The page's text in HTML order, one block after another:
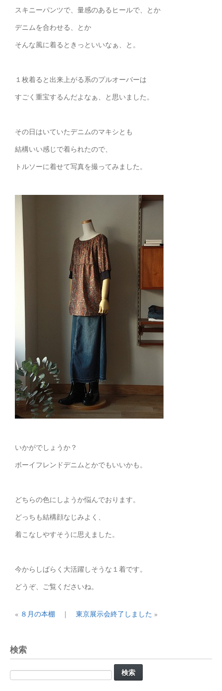
スキニーパンツで、量感のあるヒールで、とか
デニムを合わせる、とか
そんな風に着るときっといいなぁ、と。
１枚着ると出来上がる系のプルオーバーは
すごく重宝するんだよなぁ、と思いました。
その日はいていたデニムのマキシとも
結構いい感じで着られたので、
トルソーに着せて写真を撮ってみました。
いかがでしょうか？
ボーイフレンドデニムとかでもいいかも。
どちらの色にしようか悩んでおります。
どっちも結構顔なじみよく、
着こなしやすそうに思えました。
今からしばらく大活躍しそうな１着です。
どうぞ、ご覧くださいね。
« ８月の本棚 ｜ 東京展示会終了しました »
検索
検
索: